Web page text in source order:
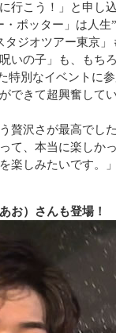
行こう！」と申し
ポッター」は人生
ジオツアー東京
いの子」も、もち
特別なイベントに
できて超興奮して
贅沢さが最高でし
て、本当に楽しか
楽しみたいです。
お）さんも登場！